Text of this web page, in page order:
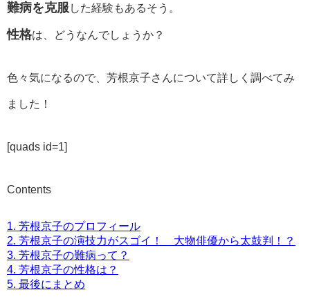
難病を克服した経験もあるそう。
性格は、どうなんでしょうか？
色々気になるので、芳根京子さんについて詳しく調べてみ
ました！
[quads id=1]
Contents
1. 芳根京子のプロフィール
2. 芳根京子の演技力がスゴイ！ 大物俳優から太鼓判！？
3. 芳根京子の難病って？
4. 芳根京子の性格は？
5. 最後にまとめ